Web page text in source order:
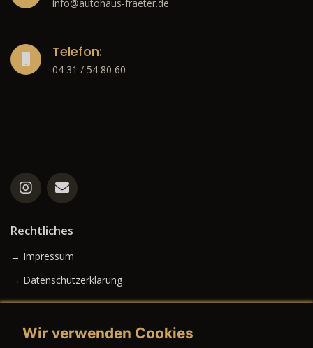
info@autohaus-fraeter.de
Telefon:
04 31 / 54 80 60
Rechtliches
→ Impressum
→ Datenschutzerklärung
Wir verwenden Cookies